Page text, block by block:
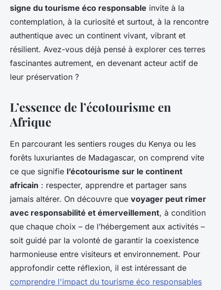
signe du tourisme éco responsable invite à la
contemplation, à la curiosité et surtout, à la rencontre
authentique avec un continent vivant, vibrant et
résilient. Avez-vous déjà pensé à explorer ces terres
fascinantes autrement, en devenant acteur actif de
leur préservation ?
L’essence de l’écotourisme en
Afrique
En parcourant les sentiers rouges du Kenya ou les
forêts luxuriantes de Madagascar, on comprend vite
ce que signifie l’écotourisme sur le continent
africain : respecter, apprendre et partager sans
jamais altérer. On découvre que voyager peut rimer
avec responsabilité et émerveillement, à condition
que chaque choix – de l’hébergement aux activités –
soit guidé par la volonté de garantir la coexistence
harmonieuse entre visiteurs et environnement. Pour
approfondir cette réflexion, il est intéressant de
comprendre l'impact du tourisme éco responsables